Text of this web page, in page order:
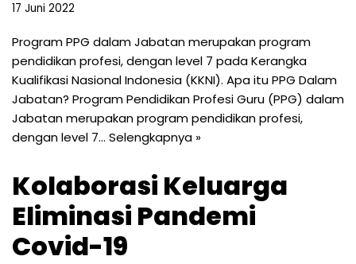
17 Juni 2022
Program PPG dalam Jabatan merupakan program
pendidikan profesi, dengan level 7 pada Kerangka
Kualifikasi Nasional Indonesia (KKNI). Apa itu PPG Dalam
Jabatan? Program Pendidikan Profesi Guru (PPG) dalam
Jabatan merupakan program pendidikan profesi,
dengan level 7… Selengkapnya »
Kolaborasi Keluarga
Eliminasi Pandemi
Covid-19